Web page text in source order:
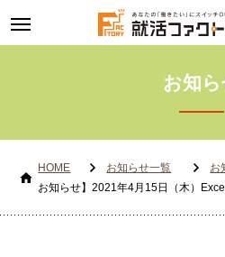
toggle
navigation
お知
HOME お知らせ一覧 お
お知らせ】2021年4月15日（木）